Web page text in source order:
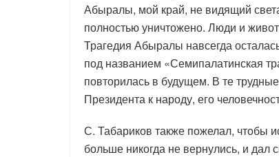
Абыралы, мой край, не видящий
полностью уничтожено. Люди и
Трагедия Абыралы навсегда
под названием «Семипалатинская
повторилась в будущем. В те
Президента к народу, его
С. Табариков также пожелал, чтобы
больше никогда не вернулись, и дал